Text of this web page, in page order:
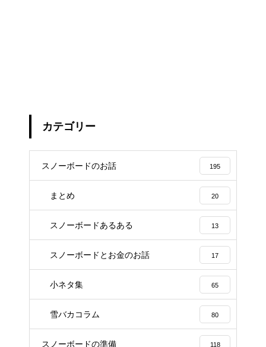
カテゴリー
スノーボードのお話 195
まとめ 20
スノーボードあるある 13
スノーボードとお金のお話 17
小ネタ集 65
雪バカコラム 80
スノーボードの準備 118